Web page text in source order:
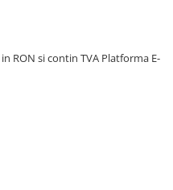
RON si contin TVA Platforma E-